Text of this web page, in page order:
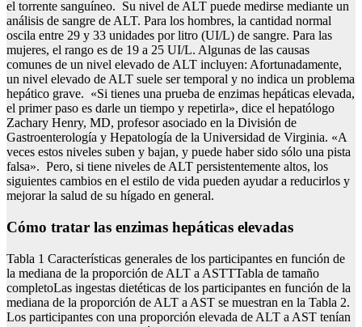
el torrente sanguíneo. Su nivel de ALT puede medirse mediante un
análisis de sangre de ALT. Para los hombres, la cantidad normal
oscila entre 29 y 33 unidades por litro (UI/L) de sangre. Para las
mujeres, el rango es de 19 a 25 UI/L. Algunas de las causas
comunes de un nivel elevado de ALT incluyen: Afortunadamente,
un nivel elevado de ALT suele ser temporal y no indica un problema
hepático grave. «Si tienes una prueba de enzimas hepáticas elevada,
el primer paso es darle un tiempo y repetirla», dice el hepatólogo
Zachary Henry, MD, profesor asociado en la División de
Gastroenterología y Hepatología de la Universidad de Virginia. «A
veces estos niveles suben y bajan, y puede haber sido sólo una pista
falsa». Pero, si tiene niveles de ALT persistentemente altos, los
siguientes cambios en el estilo de vida pueden ayudar a reducirlos y
mejorar la salud de su hígado en general.
Cómo tratar las enzimas hepáticas elevadas
Tabla 1 Características generales de los participantes en función de
la mediana de la proporción de ALT a ASTTTabla de tamaño
completoLas ingestas dietéticas de los participantes en función de la
mediana de la proporción de ALT a AST se muestran en la Tabla 2.
Los participantes con una proporción elevada de ALT a AST tenían